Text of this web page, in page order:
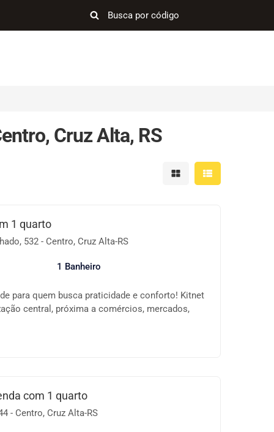
Cruz Alta, RS
Mostrar resultados em
Mostrar
1 quarto
532 - Centro, Cruz Alta-RS
1 Banheiro
para quem busca praticidade e conforto! Kitnet
central, próxima a comércios, mercados,
Móveis Cozinha - armário, pia, tanque.
e disponibilidade. 📞 Entre em contato e
com 1 quarto
- Centro, Cruz Alta-RS